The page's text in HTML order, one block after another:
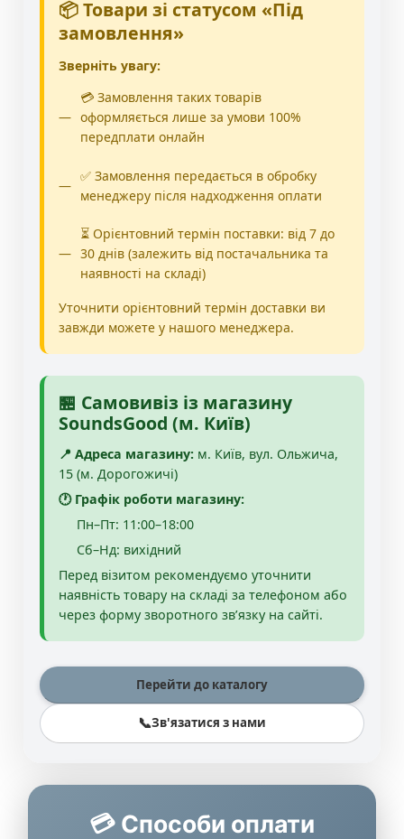
📦 Товари зі статусом «Під
замовлення»
Зверніть увагу:
💳 Замовлення таких товарів
оформляється лише за умови 100%
передплати онлайн
✅ Замовлення передається в обробку
менеджеру після надходження оплати
⏳ Орієнтовний термін поставки: від 7 до
30 днів (залежить від постачальника та
наявності на складі)
Уточнити орієнтовний термін доставки ви
завжди можете у нашого менеджера.
🏪 Самовивіз із магазину
SoundsGood (м. Київ)
📍 Адреса магазину: м. Київ, вул. Ольжича,
15 (м. Дорогожичі)
🕐 Графік роботи магазину:
Пн–Пт: 11:00–18:00
Сб–Нд: вихідний
Перед візитом рекомендуємо уточнити
наявність товару на складі за телефоном або
через форму зворотного зв’язку на сайті.
Перейти до каталогу
📞Зв'язатися з нами
💳 Способи оплати